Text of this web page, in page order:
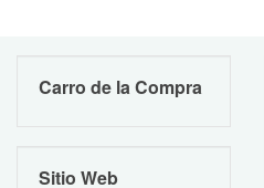
Carro de la Compra
Sitio Web